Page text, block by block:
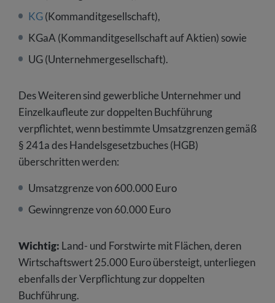
KG(Kommanditgesellschaft),
KGaA (Kommanditgesellschaft auf Aktien) sowie
UG (Unternehmergesellschaft).
Des Weiteren sind gewerbliche Unternehmer und
Einzelkaufleute zur doppelten Buchführung
verpflichtet, wenn bestimmte Umsatzgrenzen gemäß
§ 241a des Handelsgesetzbuches (HGB)
überschritten werden:
Umsatzgrenze von 600.000 Euro
Gewinngrenze von 60.000 Euro
Wichtig: Land- und Forstwirte mit Flächen, deren
Wirtschaftswert 25.000 Euro übersteigt, unterliegen
ebenfalls der Verpflichtung zur doppelten
Buchführung.